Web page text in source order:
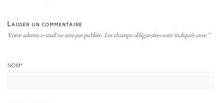
Laisser un commentaire
Votre adresse e-mail ne sera pas publiée.Les champs obligatoires sont indiqués avec *
NOM*